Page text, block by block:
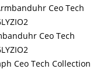
Ceo Tech